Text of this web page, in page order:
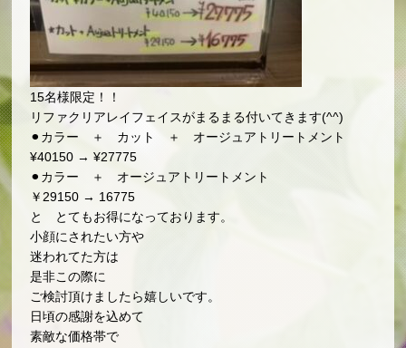
15名様限定！！
リファクリアレイフェイスがまるまる付いてきます(^^)
⚫︎カラー ＋ カット ＋ オージュアトリートメント
¥40150 → ¥27775
⚫︎カラー ＋ オージュアトリートメント
￥29150 → 16775
と とてもお得になっております。
小顔にされたい方や
迷われてた方は
是非この際に
ご検討頂けましたら嬉しいです。
日頃の感謝を込めて
素敵な価格帯で